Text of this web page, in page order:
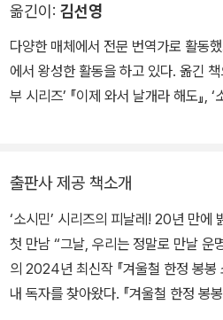
쓰다가 도쿄로 나오면서 전업 작가가 된다. 클로즈드 서클을 그
본격 미스터리 『인사이트 밀』로 제8
섯 개의 리들 스토리 『추상오단장』으
후보와 제10회 본격 미스터리 대상 후
스터리가 대단하다!’, ‘미스터리가 읽고
베스트 10’ 일본 부문 1위에 올라 사
성했는데, 2015년에는 『왕과 서커스
을 달성해 작품성과 대중성을 고루 갖
했다. 2016년 역시 『진실의 10미터 앞』으로 ‘미스터리가 읽고 싶다’
옮긴이: 김선영
다양한 매체에서 전문 번역가로 활동
에서 왕성한 활동을 하고 있다. 옮긴
부 시리즈’ 『이제 와서 날개라 해도』, ‘
히가시노 게이고 『가공범』 등이 있다.
출판사 제공 책소개
‘소시민’ 시리즈의 피날레! 20년 만에
첫 만남 “그날, 우리는 정말로 만날 운명이었을까?” 요네자와 호노부
의 2024년 최신작 『겨울철 한정 봉봉
내 독자를 찾아왔다. 『겨울철 한정 봉